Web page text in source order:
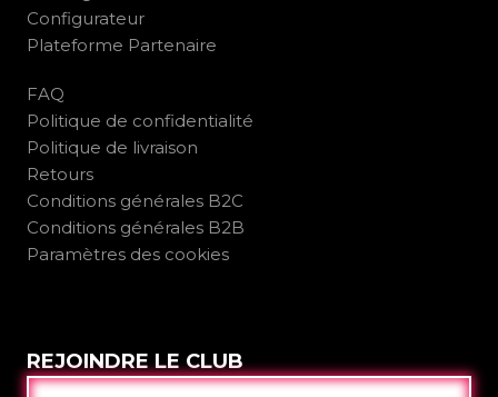
Configurateur
Plateforme Partenaire
FAQ
Politique de confidentialité
Politique de livraison
Retours
Conditions générales B2C
Conditions générales B2B
Paramètres des cookies
REJOINDRE LE CLUB
COURRIEL